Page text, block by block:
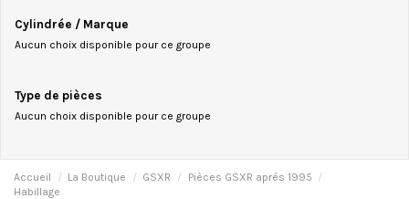
Cylindrée / Marque
Aucun choix disponible pour ce groupe
Type de pièces
Aucun choix disponible pour ce groupe
Accueil La Boutique GSXR
Pièces GSXR aprés 1995
Habillage